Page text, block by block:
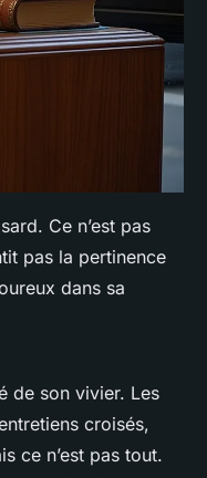
Ce n’est pas
pas la pertinence
dans sa
de son vivier. Les
croisés,
ce n’est pas tout.